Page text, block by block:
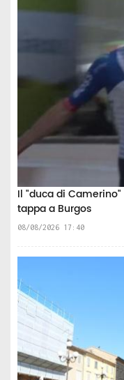
Il "duca di
tappa a Burgos
08/08/2026 17:40